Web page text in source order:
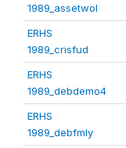
1989_assetwol
ERHS
1989_crisfud
ERHS
1989_debdemo4
ERHS
1989_debfmly